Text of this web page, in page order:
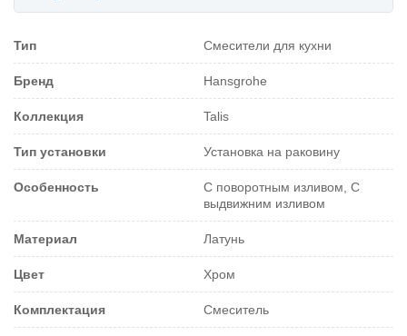
Тип Смесители для кухни
Бренд Hansgrohe
Коллекция Talis
Тип установки Установка на раковину
Особенность
С поворотным изливом, С
выдвижним изливом
Материал Латунь
Цвет Хром
Комплектация Смеситель